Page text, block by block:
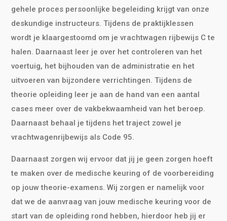
gehele proces persoonlijke begeleiding krijgt van onze
deskundige instructeurs. Tijdens de praktijklessen
wordt je klaargestoomd om je vrachtwagen rijbewijs C te
halen. Daarnaast leer je over het controleren van het
voertuig, het bijhouden van de administratie en het
uitvoeren van bijzondere verrichtingen. Tijdens de
theorie opleiding leer je aan de hand van een aantal
cases meer over de vakbekwaamheid van het beroep.
Daarnaast behaal je tijdens het traject zowel je
vrachtwagenrijbewijs als Code 95.
Daarnaast zorgen wij ervoor dat jij je geen zorgen hoeft
te maken over de medische keuring of de voorbereiding
op jouw theorie-examens. Wij zorgen er namelijk voor
dat we de aanvraag van jouw medische keuring voor de
start van de opleiding rond hebben, hierdoor heb jij er